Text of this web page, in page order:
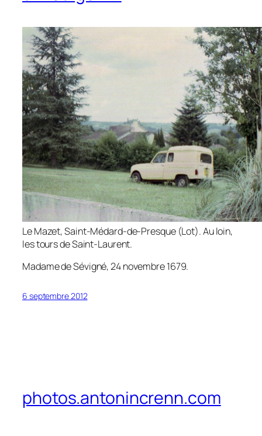
Le Mazet, Saint-Médard-de-Presque (Lot). Au loin,
les tours de Saint-Laurent.
Madame de Sévigné, 24 novembre 1679.
6 septembre 2012
photos.antonincrenn.com